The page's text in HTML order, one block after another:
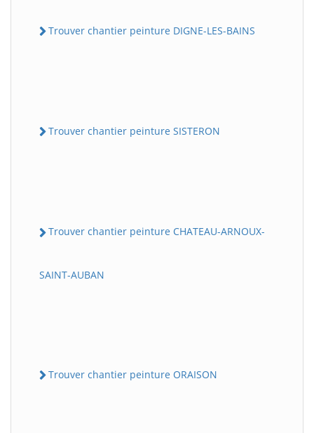
Trouver chantier peinture DIGNE-LES-BAINS
Trouver chantier peinture SISTERON
Trouver chantier peinture CHATEAU-ARNOUX-
SAINT-AUBAN
Trouver chantier peinture ORAISON